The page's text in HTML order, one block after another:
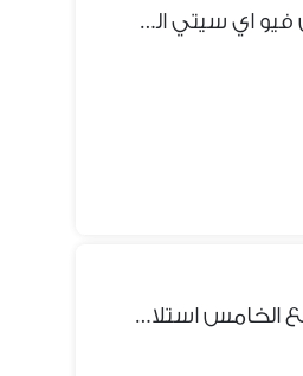
شقه ارضي بجاردن اقل من سعر السوق للبيع في ماونتن فيو اي سيتي القاهره الجديده بمقدم واقساط
شقة ارضي بحديقة للبيع في ماونتن فيو اي سيتي التجمع الخامس استلام فوري اقل من سعر السوق موقع مميز Mountain View I city